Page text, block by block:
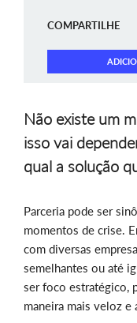
COMPARTILHE
Não existe um
isso vai
qual a solução
Parceria pode ser
momentos de crise.
com diversas
semelhantes ou até
ser foco estratégico,
maneira mais veloz e